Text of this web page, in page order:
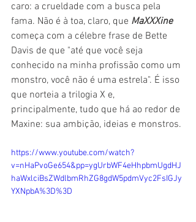
caro: a crueldade com a busca pela
fama. Não é à toa, claro, que MaXXXine
começa com a célebre frase de Bette
Davis de que "até que você seja
conhecido na minha profissão como um
monstro, você não é uma estrela". É isso
que norteia a trilogia X e,
principalmente, tudo que há ao redor de
Maxine: sua ambição, ideias e monstros.
https://www.youtube.com/watch?
v=nHaPvoGe654&pp=ygUrbWF4eHhpbmUgdHJ
haWxlciBsZWdlbmRhZG8gdW5pdmVyc2FsIGJy
YXNpbA%3D%3D